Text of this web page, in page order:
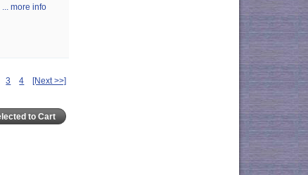
... more info
3 4 [Next >>]